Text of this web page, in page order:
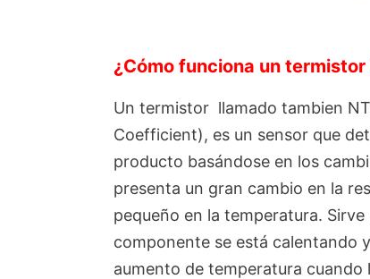
¿Cómo funciona un termistor
Un termistor llamado tambien
Coefficient), es un sensor que
producto basándose en los
presenta un gran cambio en la
pequeño en la temperatura.
componente se está calentando
aumento de temperatura